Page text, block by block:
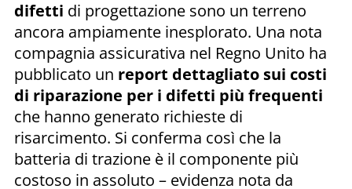
difetti di progettazione sono un terreno
ancora ampiamente inesplorato. Una nota
compagnia assicurativa nel Regno Unito ha
pubblicato un report dettagliato sui costi
di riparazione per i difetti più frequenti
che hanno generato richieste di
risarcimento. Si conferma così che la
batteria di trazione è il componente più
costoso in assoluto – evidenza nota da